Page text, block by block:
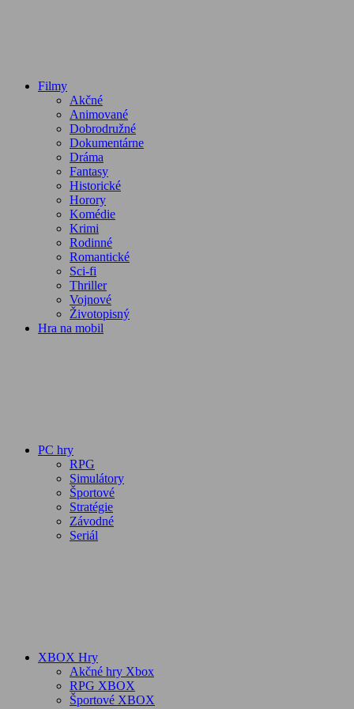
Filmy
Akčné
Animované
Dobrodružné
Dokumentárne
Dráma
Fantasy
Historické
Horory
Komédie
Krimi
Rodinné
Romantické
Sci-fi
Thriller
Vojnové
Životopisný
Hra na mobil
PC hry
RPG
Simulátory
Športové
Stratégie
Závodné
Seriál
XBOX Hry
Akčné hry Xbox
RPG XBOX
Športové XBOX